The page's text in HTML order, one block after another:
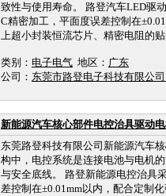
致性与使用寿命。 路登汽车LED驱
C精密加工，平面度误差控制在
上超小封装恒流芯片、精密电阻的
类别： 电子电气 地区： 广东
公司： 东莞市路登电子科技有限公
新能源汽车核心部件电控治具驱动
东莞路登科技有限公司新能源汽车
构中，电控系统是连接电池与电机
与安全底线。 路登新能源电控治具
差控制在±0.01mm以内，配合定制